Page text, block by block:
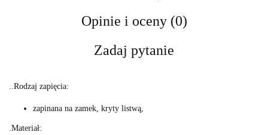
Opinie i oceny (0)
Zadaj pytanie
..Rodzaj zapięcia:
zapinana na zamek, kryty listwą,
.Materiał: